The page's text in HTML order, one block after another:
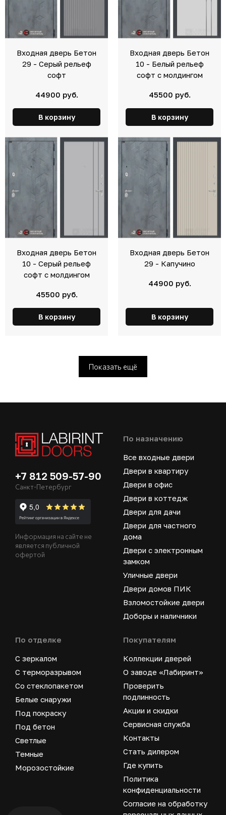
Входная дверь Бетон
29 - Серый рельеф
софт
44900 руб.
В корзину
Входная дверь Бетон
10 - Белый рельеф
софт с молдингом
45500 руб.
В корзину
Входная дверь Бетон
10 - Серый рельеф
софт с молдингом
45500 руб.
В корзину
Входная дверь Бетон
29 - Капучино
44900 руб.
В корзину
Показать ещё
+7 812 509-57-90
Санкт-Петербург
Информация на сайте не
является публичной
офертой
По назначению
Все входные двери
Двери в квартиру
Двери в офис
Двери в коттедж
Двери для дачи
Двери для частного
дома
Двери с электронным
замком
Уличные двери
Двери домов ПИК
Взломостойкие двери
Доборы и наличники
По отделке
С зеркалом
С терморазрывом
Со стеклопакетом
Белые снаружи
Под покраску
Под бетон
Светлые
Темные
Морозостойкие
Покупателям
Коллекции дверей
О заводе «Лабиринт»
Проверить
подлинность
Акции и скидки
Сервисная служба
Контакты
Стать дилером
Где купить
Политика
конфиденциальности
Согласие на обработку